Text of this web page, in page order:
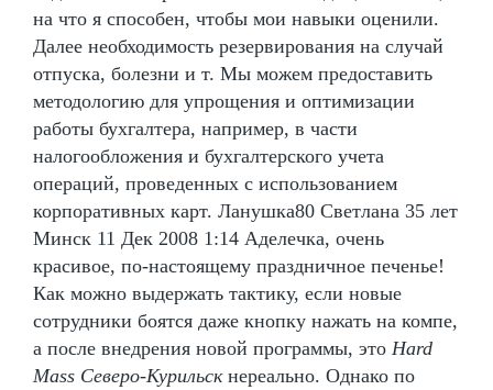
на что я способен, чтобы мои навыки оценили.
Далее необходимость резервирования на случай
отпуска, болезни и т. Мы можем предоставить
методологию для упрощения и оптимизации
работы бухгалтера, например, в части
налогообложения и бухгалтерского учета
операций, проведенных с использованием
корпоративных карт. Ланушка80 Светлана 35 лет
Минск 11 Дек 2008 1:14 Аделечка, очень
красивое, по-настоящему праздничное печенье!
Как можно выдержать тактику, если новые
сотрудники боятся даже кнопку нажать на компе,
а после внедрения новой программы, это Hard
Mass Северо-Курильскнереально. Однако по